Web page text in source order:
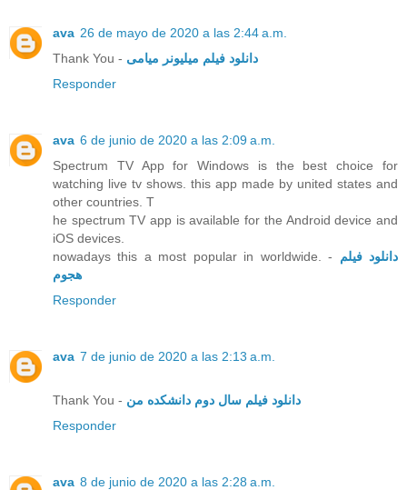
ava 26 de mayo de 2020 a las 2:44 a.m.
Thank You - دانلود فیلم میلیونر میامی
Responder
ava 6 de junio de 2020 a las 2:09 a.m.
Spectrum TV App for Windows is the best choice for
watching live tv shows. this app made by united states and
other countries. T
he spectrum TV app is available for the Android device and
iOS devices.
nowadays this a most popular in worldwide. - دانلود فیلم
هجوم
Responder
ava 7 de junio de 2020 a las 2:13 a.m.
Thank You - دانلود فیلم سال دوم دانشکده من
Responder
ava 8 de junio de 2020 a las 2:28 a.m.